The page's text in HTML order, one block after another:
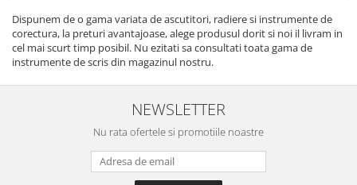
Dispunem de o gama variata de ascutitori, radiere si instrumente de
corectura, la preturi avantajoase, alege produsul dorit si noi il livram in
cel mai scurt timp posibil. Nu ezitati sa consultati toata gama de
instrumente de scris din magazinul nostru.
NEWSLETTER
Nu rata ofertele si promotiile noastre